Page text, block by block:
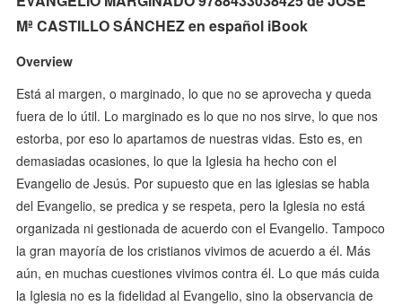
Mª CASTILLO SÁNCHEZ en español iBook
Overview
Está al margen, o marginado, lo que no se aprovecha y queda
fuera de lo útil. Lo marginado es lo que no nos sirve, lo que nos
estorba, por eso lo apartamos de nuestras vidas. Esto es, en
demasiadas ocasiones, lo que la Iglesia ha hecho con el
Evangelio de Jesús. Por supuesto que en las iglesias se habla
del Evangelio, se predica y se respeta, pero la Iglesia no está
organizada ni gestionada de acuerdo con el Evangelio. Tampoco
la gran mayoría de los cristianos vivimos de acuerdo a él. Más
aún, en muchas cuestiones vivimos contra él. Lo que más cuida
la Iglesia no es la fidelidad al Evangelio, sino la observancia de